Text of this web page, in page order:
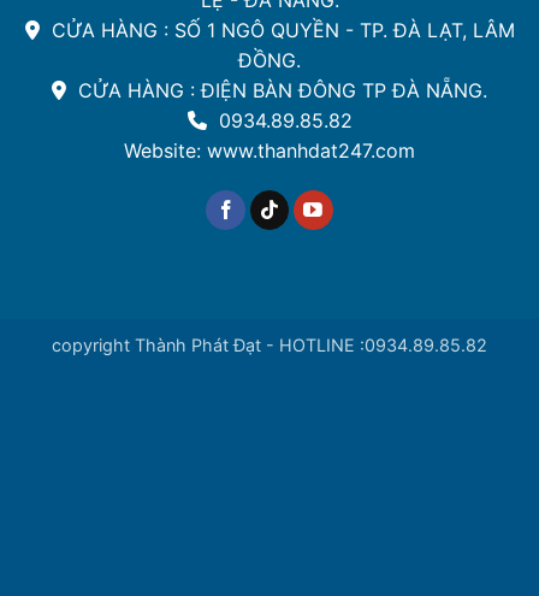
CỬA HÀNG : SỐ 1 NGÔ QUYỀN - TP. ĐÀ LẠT, LÂM
ĐỒNG.
CỬA HÀNG : ĐIỆN BÀN ĐÔNG TP ĐÀ NẴNG.
0934.89.85.82
Website: www.thanhdat247.com
copyright Thành Phát Đạt - HOTLINE :0934.89.85.82